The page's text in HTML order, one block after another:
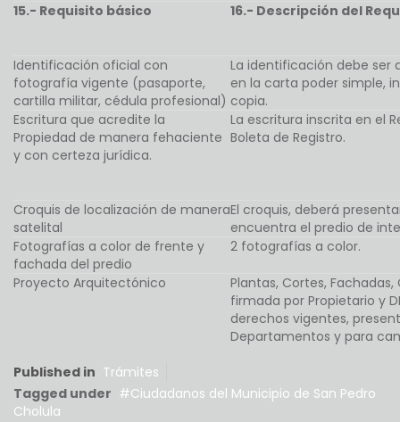
15.- Requisito básico 16.- Descripción del
Identificación oficial con
fotografía vigente (pasaporte,
cartilla militar, cédula profesional)
La identificación debe ser
en la carta poder simple,
copia.
Escritura que acredite la
Propiedad de manera fehaciente
y con certeza jurídica.
La escritura inscrita en el
Boleta de Registro.
Croquis de localización de manera
satelital
El croquis, deberá
encuentra el predio de
Fotografías a color de frente y
fachada del predio
2 fotografías a color.
Proyecto Arquitectónico
Plantas, Cortes,
firmada por Propietario y
derechos vigentes,
Departamentos y para
Published in Trámites
Tagged under
Ciudadanos del Municipio de San Pedro
Cholula